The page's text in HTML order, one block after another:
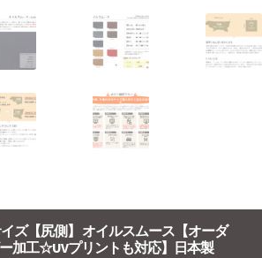
ズ【尻側】 オイルスムース【オーダ
加工☆UVプリントも対応】日本製